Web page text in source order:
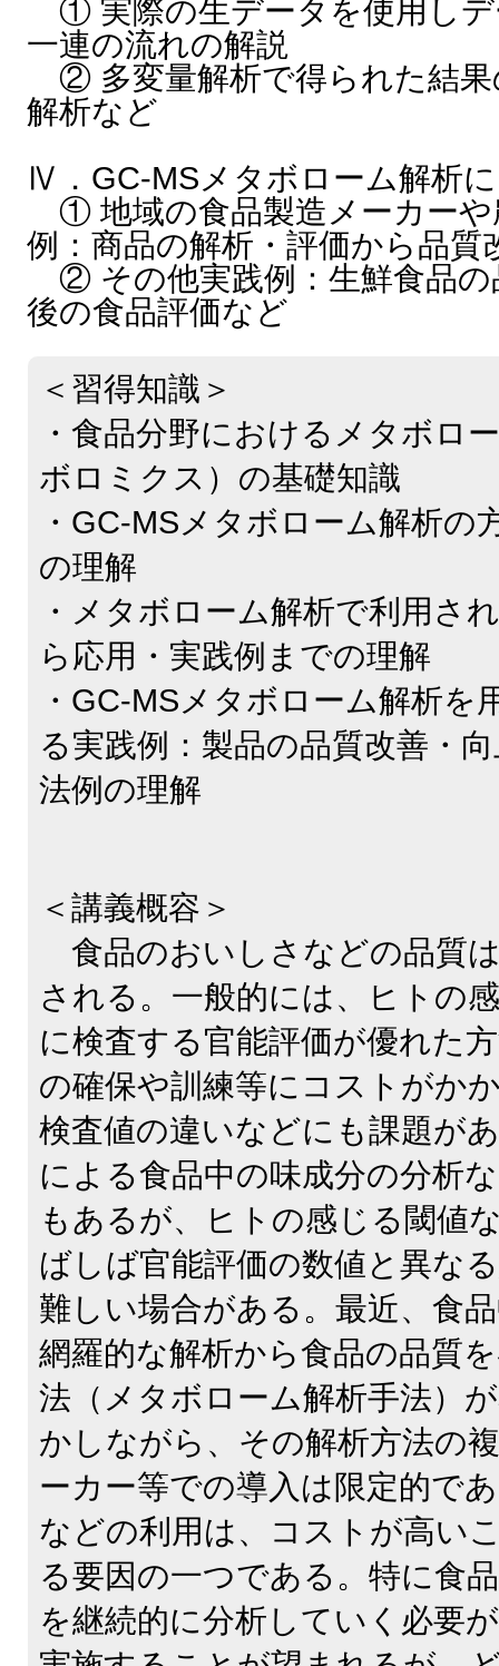
① 実際の生データを使用しデ
一連の流れの解説
② 多変量解析で得られた結果
解析など
Ⅳ．GC-MSメタボローム解析
① 地域の食品製造メーカーや
例：商品の解析・評価から品質
② その他実践例：生鮮食品の
後の食品評価など
＜習得知識＞
・食品分野におけるメタボロ
ボロミクス）の基礎知識
・GC-MSメタボローム解析の
の理解
・メタボローム解析で利用さ
ら応用・実践例までの理解
・GC-MSメタボローム解析を
る実践例：製品の品質改善・
法例の理解
＜講義概容＞
食品のおいしさなどの品質
される。一般的には、ヒトの
に検査する官能評価が優れた
の確保や訓練等にコストがか
検査値の違いなどにも課題が
による食品中の味成分の分析
もあるが、ヒトの感じる閾値
ばしば官能評価の数値と異な
難しい場合がある。最近、食
網羅的な解析から食品の品質
法（メタボローム解析手法）
かしながら、その解析方法の
ーカー等での導入は限定的で
などの利用は、コストが高い
る要因の一つである。特に食
を継続的に分析していく必要